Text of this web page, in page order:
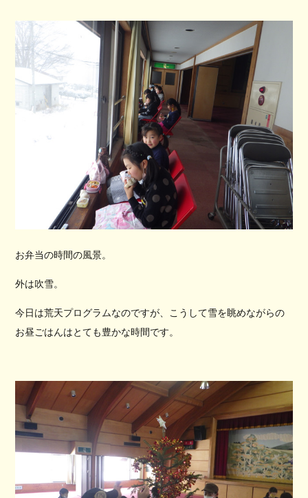
お弁当の時間の風景。
外は吹雪。
今日は荒天プログラムなのですが、こうして雪を眺めながらの
お昼ごはんはとても豊かな時間です。